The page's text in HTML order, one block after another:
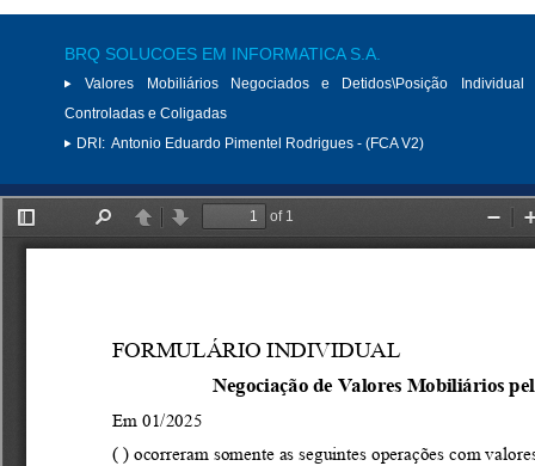
BRQ SOLUCOES EM INFORMATICA S.A.
Valores Mobiliários Negociados e Detidos\Posição
Controladas e Coligadas
DRI: Antonio Eduardo Pimentel Rodrigues - (FCA V2)